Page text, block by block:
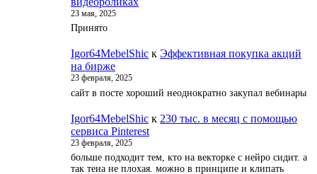
23 мая, 2025
Принято
Igor64MebelShic к Эффективная покупка акций
на бирже
23 февраля, 2025
сайт в посте хороший неоднократно закупал вебинары
Igor64MebelShic к 230 тыс. в месяц с помощью
сервиса Pinterest
23 февраля, 2025
больше подходит тем, кто на векторке с нейро сидит. а
так теиа не плохая. можно в принципе и клипать